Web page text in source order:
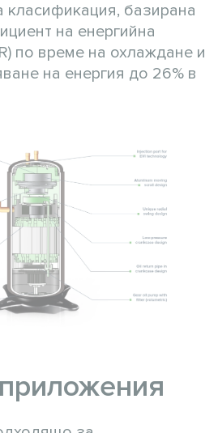
класификация, базирана
на енергийна
по време на охлаждане и
на енергия до 26% в